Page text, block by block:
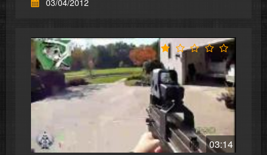
03/04/2012
03:14